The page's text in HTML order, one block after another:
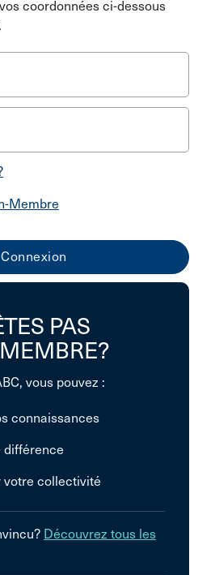
coordonnées ci-dessous
Membre
PAS
vous pouvez :
connaissances
différence
votre collectivité
Découvrez tous les